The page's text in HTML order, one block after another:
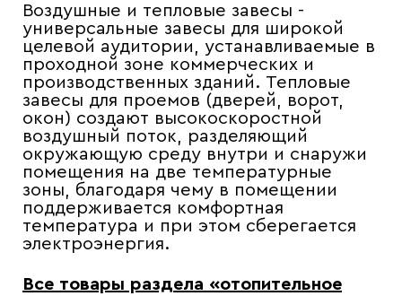
Воздушные и тепловые завесы -
универсальные завесы для широкой
целевой аудитории, устанавливаемые в
проходной зоне коммерческих и
производственных зданий. Тепловые
завесы для проемов (дверей, ворот,
окон) создают высокоскоростной
воздушный поток, разделяющий
окружающую среду внутри и снаружи
помещения на две температурные
зоны, благодаря чему в помещении
поддерживается комфортная
температура и при этом сберегается
электроэнергия.
Все товары раздела «отопительное